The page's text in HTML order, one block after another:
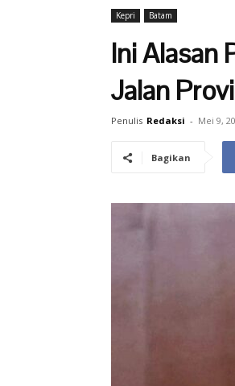
Kepri Batam
Ini Alasan
Jalan
Penulis Redaksi - Mei 9,
Bagikan